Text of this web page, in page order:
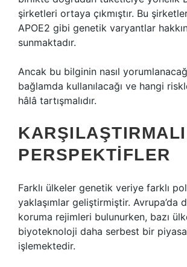
şirketleri ortaya çıkmıştır. Bu
APOE2 gibi genetik varyantlar
sunmaktadır.
Ancak bu bilginin nasıl
bağlamda kullanılacağı ve hangi
hâlâ tartışmalıdır.
KARŞILAŞTIRMALI
PERSPEKTIFLER
Farklı ülkeler genetik veriye farklı
yaklaşımlar geliştirmiştir. Avrupa’da
koruma rejimleri bulunurken, bazı
biyoteknoloji daha serbest bir piyasa
işlemektedir.